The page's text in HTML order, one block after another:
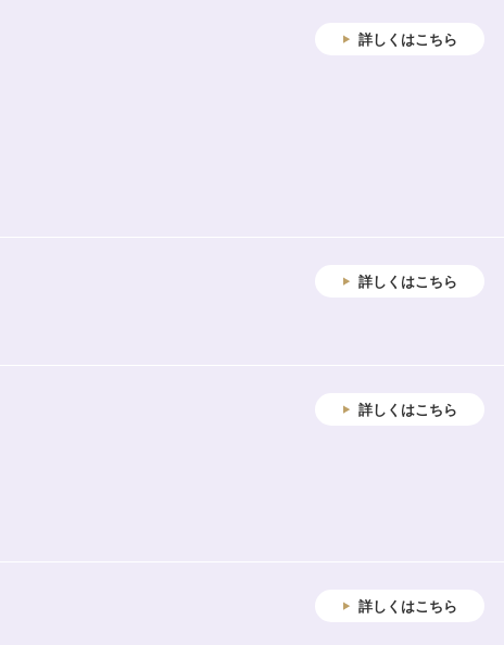
詳しくはこちら
詳しくはこちら
詳しくはこちら
詳しくはこちら